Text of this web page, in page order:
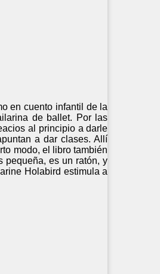
en cuento infantil de la
de ballet. Por las
al principio a darle
a dar clases. Allí
modo, el libro también
pequeña, es un ratón, y
Holabird estimula a